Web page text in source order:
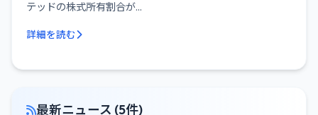
テッドの株式所有割合が...
詳細を読む
最新ニュース (5件)